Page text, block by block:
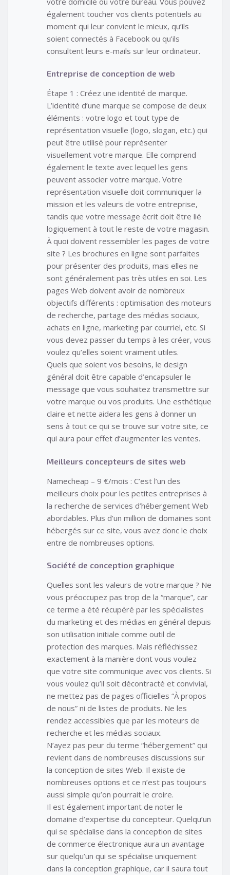
également toucher vos clients potentiels au
moment qui leur convient le mieux, qu’ils
soient connectés à Facebook ou qu’ils
consultent leurs e-mails sur leur ordinateur.
Entreprise de conception de web
Étape 1 : Créez une identité de marque.
L’identité d’une marque se compose de deux
éléments : votre logo et tout type de
représentation visuelle (logo, slogan, etc.) qui
peut être utilisé pour représenter
visuellement votre marque. Elle comprend
également le texte avec lequel les gens
peuvent associer votre marque. Votre
représentation visuelle doit communiquer la
mission et les valeurs de votre entreprise,
tandis que votre message écrit doit être lié
logiquement à tout le reste de votre magasin.
À quoi doivent ressembler les pages de votre
site ? Les brochures en ligne sont parfaites
pour présenter des produits, mais elles ne
sont généralement pas très utiles en soi. Les
pages Web doivent avoir de nombreux
objectifs différents : optimisation des moteurs
de recherche, partage des médias sociaux,
achats en ligne, marketing par courriel, etc. Si
vous devez passer du temps à les créer, vous
voulez qu’elles soient vraiment utiles.
Quels que soient vos besoins, le design
général doit être capable d’encapsuler le
message que vous souhaitez transmettre sur
votre marque ou vos produits. Une esthétique
claire et nette aidera les gens à donner un
sens à tout ce qui se trouve sur votre site, ce
qui aura pour effet d’augmenter les ventes.
Meilleurs concepteurs de sites web
Namecheap – 9 €/mois : C’est l’un des
meilleurs choix pour les petites entreprises à
la recherche de services d’hébergement Web
abordables. Plus d’un million de domaines sont
hébergés sur ce site, vous avez donc le choix
entre de nombreuses options.
Société de conception graphique
Quelles sont les valeurs de votre marque ? Ne
vous préoccupez pas trop de la “marque”, car
ce terme a été récupéré par les spécialistes
du marketing et des médias en général depuis
son utilisation initiale comme outil de
protection des marques. Mais réfléchissez
exactement à la manière dont vous voulez
que votre site communique avec vos clients. Si
vous voulez qu’il soit décontracté et convivial,
ne mettez pas de pages officielles “À propos
de nous” ni de listes de produits. Ne les
rendez accessibles que par les moteurs de
recherche et les médias sociaux.
N’ayez pas peur du terme “hébergement” qui
revient dans de nombreuses discussions sur
la conception de sites Web. Il existe de
nombreuses options et ce n’est pas toujours
aussi simple qu’on pourrait le croire.
Il est également important de noter le
domaine d’expertise du concepteur. Quelqu’un
qui se spécialise dans la conception de sites
de commerce électronique aura un avantage
sur quelqu’un qui se spécialise uniquement
dans la conception graphique, car il saura tout